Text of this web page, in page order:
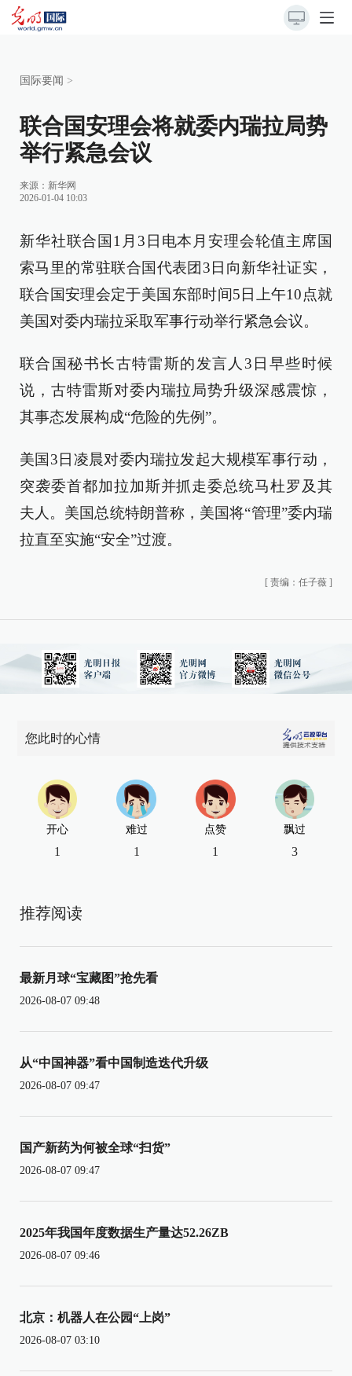
国际要闻 >
联合国安理会将就委内瑞拉局势
举行紧急会议
来源： 新华网
2026-01-04 10:03
新华社联合国1月3日电本月安理会轮值主席国
索马里的常驻联合国代表团3日向新华社证实，
联合国安理会定于美国东部时间5日上午10点就
美国对委内瑞拉采取军事行动举行紧急会议。
联合国秘书长古特雷斯的发言人3日早些时候
说，古特雷斯对委内瑞拉局势升级深感震惊，
其事态发展构成“危险的先例”。
美国3日凌晨对委内瑞拉发起大规模军事行动，
突袭委首都加拉加斯并抓走委总统马杜罗及其
夫人。美国总统特朗普称，美国将“管理”委内瑞
拉直至实施“安全”过渡。
[ 责编：任子薇 ]
您此时的心情
开心
1
难过
1
点赞
1
飘过
3
推荐阅读
最新月球“宝藏图”抢先看
2026-08-07 09:48
从“中国神器”看中国制造迭代升级
2026-08-07 09:47
国产新药为何被全球“扫货”
2026-08-07 09:47
2025年我国年度数据生产量达52.26ZB
2026-08-07 09:46
北京：机器人在公园“上岗”
2026-08-07 03:10